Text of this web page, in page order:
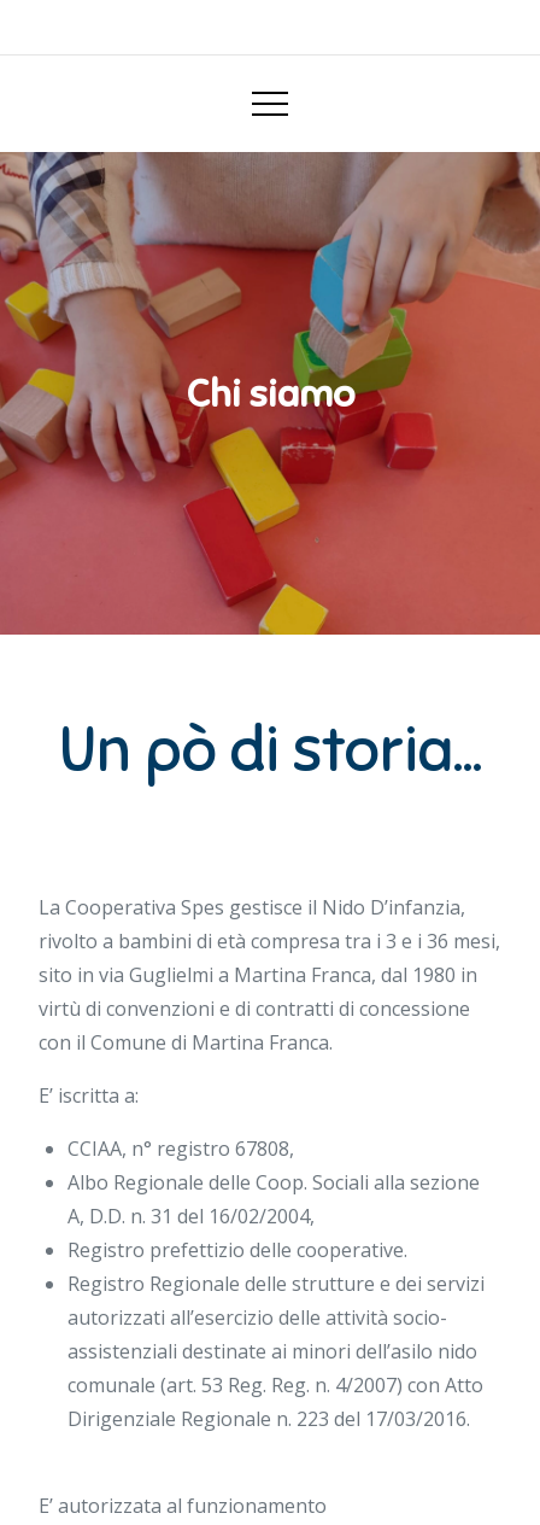
asilonidospes.it
Chi siamo
Un pò di storia...
La Cooperativa Spes gestisce il Nido D’infanzia,
rivolto a bambini di età compresa tra i 3 e i 36 mesi,
sito in via Guglielmi a Martina Franca, dal 1980 in
virtù di convenzioni e di contratti di concessione
con il Comune di Martina Franca.
E’ iscritta a:
CCIAA, n° registro 67808,
Albo Regionale delle Coop. Sociali alla sezione
A, D.D. n. 31 del 16/02/2004,
Registro prefettizio delle cooperative.
Registro Regionale delle strutture e dei servizi
autorizzati all’esercizio delle attività socio-
assistenziali destinate ai minori dell’asilo nido
comunale (art. 53 Reg. Reg. n. 4/2007) con Atto
Dirigenziale Regionale n. 223 del 17/03/2016.
E’ autorizzata al funzionamento